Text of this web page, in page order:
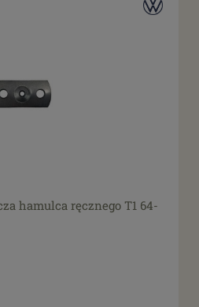
hamulca ręcznego T1 64-